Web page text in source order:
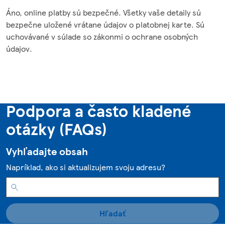
Áno, online platby sú bezpečné. Všetky vaše detaily sú
bezpečne uložené vrátane údajov o platobnej karte. Sú
uchovávané v súlade so zákonmi o ochrane osobných
údajov.
Podpora a často kladené
otázky (FAQs)
Vyhľadajte obsah
Napríklad, ako si aktualizujem svoju adresu?
Hľadať